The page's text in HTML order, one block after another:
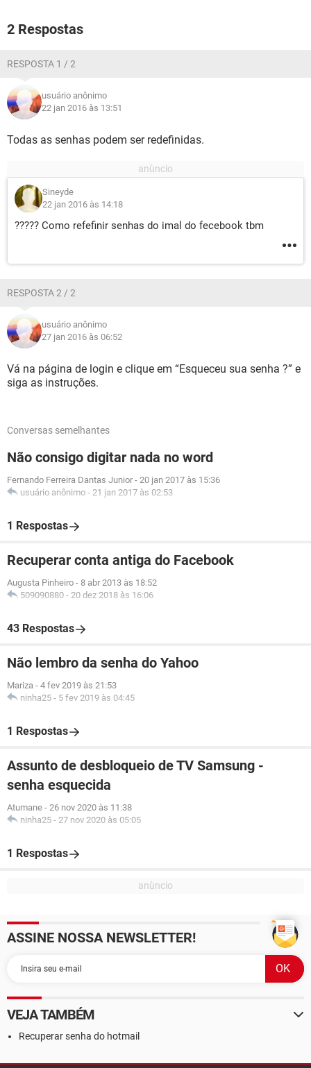
2 Respostas
RESPOSTA 1 / 2
usuário anônimo
22 jan 2016 às 13:51
Todas as senhas podem ser redefinidas.
Sineyde
22 jan 2016 às 14:18
????? Como refefinir senhas do imal do fecebook tbm
RESPOSTA 2 / 2
usuário anônimo
27 jan 2016 às 06:52
Vá na página de login e clique em “Esqueceu sua senha ?” e
siga as instruções.
Conversas semelhantes
Não consigo digitar nada no word
Fernando Ferreira Dantas Junior - 20 jan 2017 às 15:36
usuário anônimo - 21 jan 2017 às 02:53
1 Respostas
Recuperar conta antiga do Facebook
Augusta Pinheiro - 8 abr 2013 às 18:52
509090880 - 20 dez 2018 às 16:06
43 Respostas
Não lembro da senha do Yahoo
Mariza - 4 fev 2019 às 21:53
ninha25 - 5 fev 2019 às 04:45
1 Respostas
Assunto de desbloqueio de TV Samsung -
senha esquecida
Atumane - 26 nov 2020 às 11:38
ninha25 - 27 nov 2020 às 05:05
1 Respostas
ASSINE NOSSA NEWSLETTER!
VEJA TAMBÉM
Recuperar senha do hotmail